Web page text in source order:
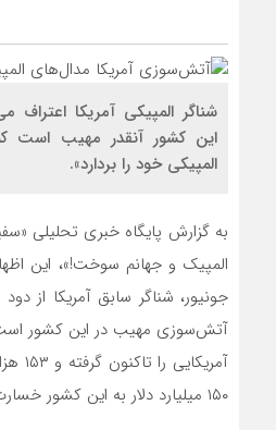
شناگر المپیکی آمریکا
این کشور آنقدر مهیب است
المپیکی خود را بردارد».
به گزارش پایگاه خبری تحلیلی
المپیک و جهانم سوخت!»، این
جونیور، شناگر سابق آمریکا از
۱۵۰ میلیارد دلار به این کشور خسارت زده است.